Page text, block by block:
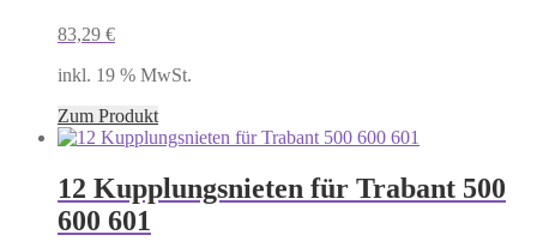
83,29 €
inkl. 19 % MwSt.
Zum Produkt
12 Kupplungsnieten für Trabant 500
600 601